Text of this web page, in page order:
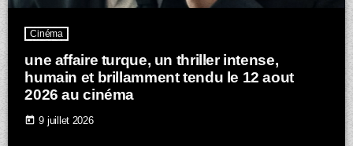
Cinéma
une affaire turque, un thriller intense,
humain et brillamment tendu le 12 aout
2026 au cinéma
today 9 juillet 2026